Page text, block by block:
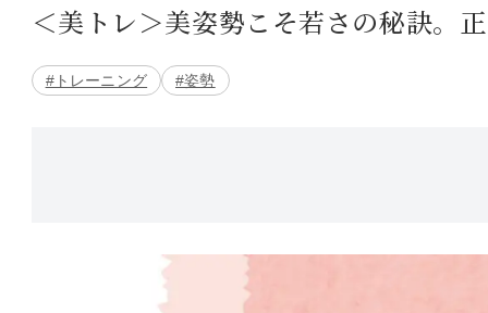
サイクルバランス
＜美トレ＞美姿勢こそ若さの秘訣。
#トレーニング #姿勢